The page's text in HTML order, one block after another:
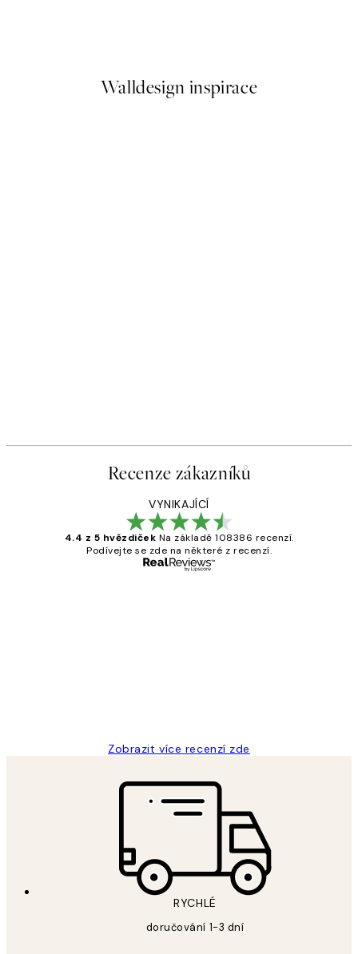
Walldesign inspirace
Recenze zákazníků
VYNIKAJÍCÍ
4.4 z 5 hvězdiček Na základě 108386 recenzí.
Podívejte se zde na některé z recenzí.
Zobrazit více recenzí zde
RYCHLÉ
doručování 1-3 dní